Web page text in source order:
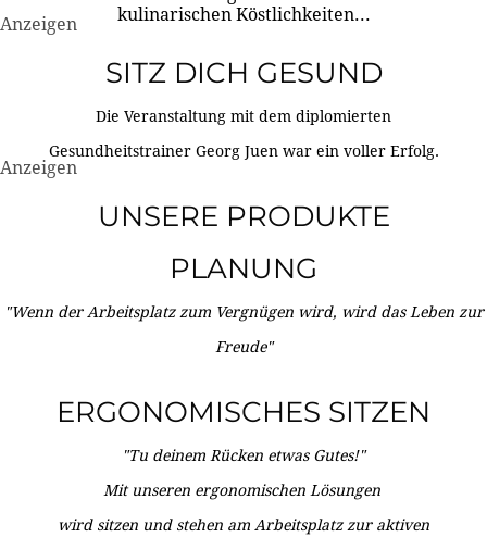
kulinarischen Köstlichkeiten...
Anzeigen
SITZ DICH GESUND
Die Veranstaltung mit dem diplomierten
Gesundheitstrainer Georg Juen war ein voller Erfolg.
Anzeigen
UNSERE PRODUKTE
PLANUNG
"Wenn der Arbeitsplatz zum Vergnügen wird, wird das Leben zur
Freude"
ERGONOMISCHES SITZEN
"Tu deinem Rücken etwas Gutes!"
Mit unseren ergonomischen Lösungen
wird sitzen und stehen am Arbeitsplatz zur aktiven